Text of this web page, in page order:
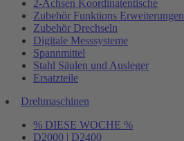
2-Achsen Koordinatentische
Zubehör Funktions Erweiterungen
Zubehör Drechseln
Digitale Messsysteme
Spannmittel
Stahl Säulen und Ausleger
Ersatzteile
Drehmaschinen
% DIESE WOCHE %
D2000 | D2400